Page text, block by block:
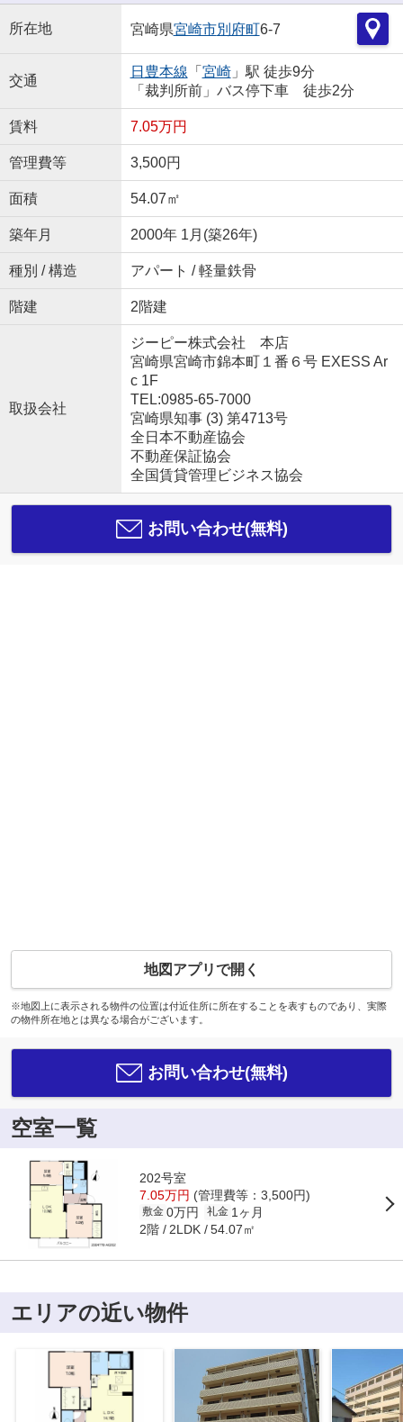
所在地 宮崎県宮崎市別府町6-7
交通
日豊本線 「 宮崎」駅 徒歩9分
「裁判所前」バス停下車 徒歩2分
賃料 7.05万円
管理費等 3,500円
面積 54.07㎡
築年月 2000年 1月(築26年)
種別 / 構造 アパート / 軽量鉄骨
階建 2階建
取扱会社
ジーピー株式会社 本店
宮崎県宮崎市錦本町１番６号 EXESS Ar
c 1F
TEL:0985-65-7000
宮崎県知事 (3) 第4713号
全日本不動産協会
不動産保証協会
全国賃貸管理ビジネス協会
お問い合わせ(無料)
地図アプリで開く
※地図上に表示される物件の位置は付近住所に所在することを表すものであり、実際
の物件所在地とは異なる場合がございます。
お問い合わせ(無料)
空室一覧
202号室
7.05万円 (管理費等：3,500円)
敷金 0万円 礼金 1ヶ月
2階 2LDK 54.07㎡
エリアの近い物件